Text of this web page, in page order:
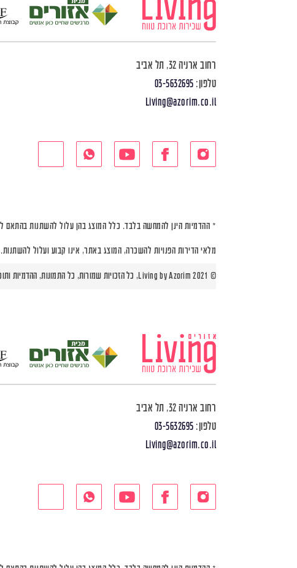
רחוב ארניה 32, תל אביב
טלפון: 03-5632695
Living@azorim.co.il
* ההדמיות הינן להמחשה בלבד. כלל המוצג בהן עלול להשתנות בהתאם
מלאי הדירות הפנויות להשכרה, המוצג באתר, אינו קבוע ועלול להשתנות.
© Living by Azorim 2021, כל הזכויות שמורות, כל התמונות, ההדמיות ותוכניות הדירות הינן להמחשה בלבד |
רחוב ארניה 32, תל אביב
טלפון: 03-5632695
Living@azorim.co.il